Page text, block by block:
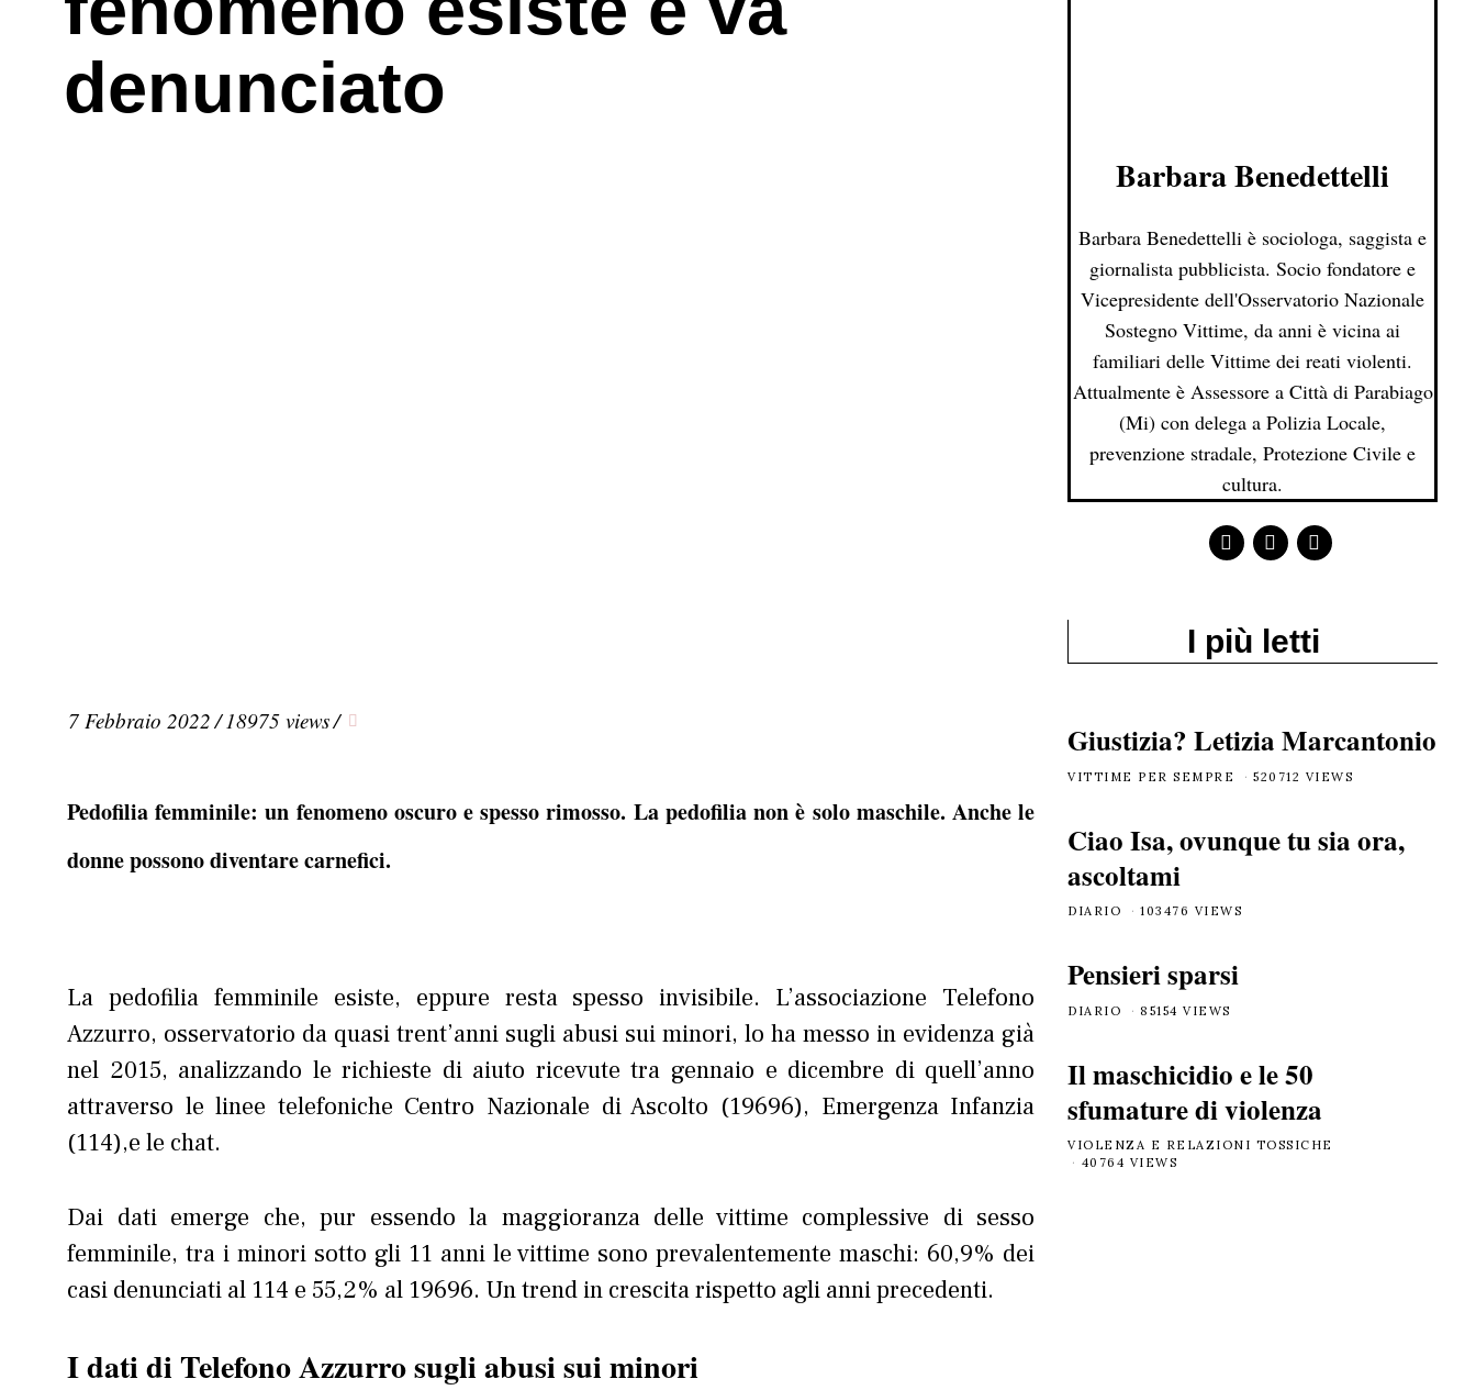
denunciato
7 Febbraio 2022 / 18975 views/
Pedofilia femminile: un fenomeno oscuro e spesso rimosso. La pedofilia non è solo maschile. Anche le
donne possono diventare carnefici.
La pedofilia femminile esiste, eppure resta spesso invisibile. L’associazione Telefono
Azzurro, osservatorio da quasi trent’anni sugli abusi sui minori, lo ha messo in evidenza già
nel 2015, analizzando le richieste di aiuto ricevute tra gennaio e dicembre di quell’anno
attraverso le linee telefoniche Centro Nazionale di Ascolto (19696), Emergenza Infanzia
(114),e le chat.
Dai dati emerge che, pur essendo la maggioranza delle vittime complessive di sesso
femminile, tra i minori sotto gli 11 anni le vittime sono prevalentemente maschi: 60,9% dei
casi denunciati al 114 e 55,2% al 19696. Un trend in crescita rispetto agli anni precedenti.
I dati di Telefono Azzurro sugli abusi sui minori
Barbara Benedettelli
Barbara Benedettelli è sociologa, saggista e
giornalista pubblicista. Socio fondatore e
Vicepresidente dell'Osservatorio Nazionale
Sostegno Vittime, da anni è vicina ai
familiari delle Vittime dei reati violenti.
Attualmente è Assessore a Città di Parabiago
(Mi) con delega a Polizia Locale,
prevenzione stradale, Protezione Civile e
cultura.
I più letti
Giustizia? Letizia Marcantonio
VITTIME PER SEMPRE 520712 VIEWS
Ciao Isa, ovunque tu sia ora,
ascoltami
DIARIO 103476 VIEWS
Pensieri sparsi
DIARIO 85154 VIEWS
Il maschicidio e le 50
sfumature di violenza
VIOLENZA E RELAZIONI TOSSICHE
40764 VIEWS